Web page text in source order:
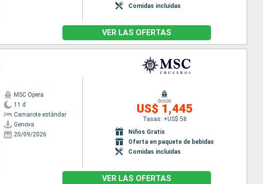
Comidas incluidas
VER LAS OFERTAS
MSC Opera
11 d
Camarote estándar
Genova
20/09/2026
desde
US$ 1,445
Tasas: +US$ 58
Niños Gratis
Oferta en paquete de bebidas
Comidas incluidas
VER LAS OFERTAS